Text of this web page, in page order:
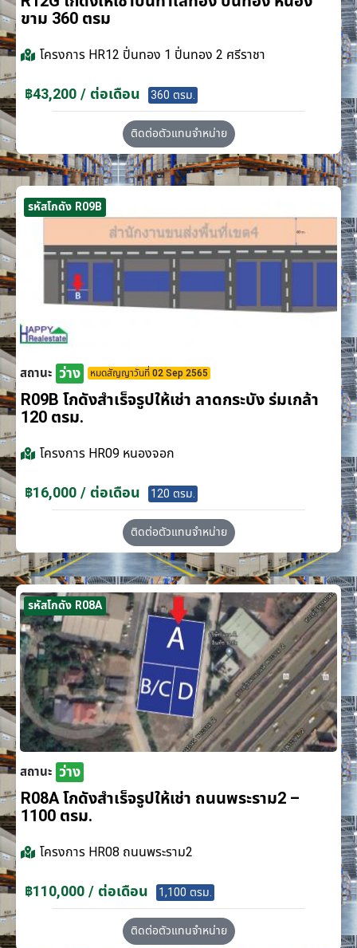
ขาม 360 ตรม
โครงการ HR12 ปิ่นทอง 1 ปิ่นทอง 2 ศรีราชา
฿43,200 / ต่อเดือน 360 ตรม.
ติดต่อตัวแทนจำหน่าย
รหัสโกดัง R09B
สถานะ ว่าง หมดสัญญาวันที่ 02 Sep 2565
R09B โกดังสำเร็จรูปให้เช่า ลาดกระบัง​ ร่มเกล้า
120 ตรม.
โครงการ HR09 หนองจอก
฿16,000 / ต่อเดือน 120 ตรม.
ติดต่อตัวแทนจำหน่าย
รหัสโกดัง R08A
สถานะ ว่าง
R08A โกดังสำเร็จรูปให้เช่า ถนนพระราม2 –
1100 ตรม.
โครงการ HR08 ถนนพระราม2
฿110,000 / ต่อเดือน 1,100 ตรม.
ติดต่อตัวแทนจำหน่าย